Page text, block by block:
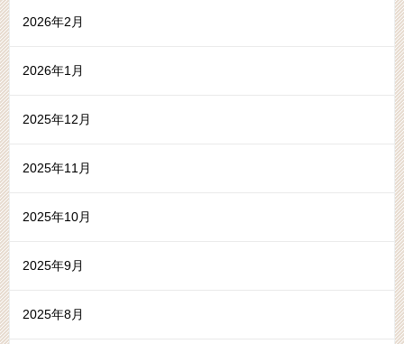
2026年2月
2026年1月
2025年12月
2025年11月
2025年10月
2025年9月
2025年8月